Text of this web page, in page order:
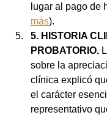
lugar al pago de
más).
5. HISTORIA
PROBATORIO.
sobre la
clínica explicó
el carácter
representativo